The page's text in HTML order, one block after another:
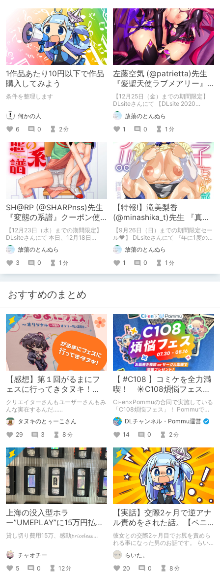
1作品あたり10円以下で作品
購入してみよう
条件を整理します
何かの人
6
0 2分
左藤空気 (@patrietta)先生
『愛聖天使ラブメアリー』
クーポンで50%OFFキャンペ
ーン!
【12月25日（金）までの期間限定】
DLsiteさんにて 【DLsite 2020
selection】キャンペーン開催中!! 左藤
空気先生の単行本 『愛聖天使ラブメ
アリー ～悪性受胎～』も 販売価格
1,100円 → クーポン使用で50%OFFと
大変お求めやすくなっております!! ぜ
ひこの機会に お値打ちにお買い求め
ください!!
放蕩のとんぬら
1
0 1 分
SH@RP (@SHARPnss)先生
『変態の系譜』クーポン使
用で20％OFF!!
【12月23日（水）までの期間限定】
DLsiteさんにて 本日、12月18日
（金）より販売が開始された SH@RP
先生の 『変態の系譜』が クーポン使
用でなんと20％OFFで購入頂けます
クーポン使用には 【1円以上のマン
ガ・CG・イラスト有料作品を3作品以
が えっちマンガ・CG・イラスト作品
が大豊作の今 悩む必要がないほど 二
放蕩のとんぬら
3
0 1 分
【特報!】滝美梨香
(@minashika_t)先生 『真理
子ちゃんがイク!』80％OFF
セール♥
【9月26日（日）までの期間限定セー
ル♥】 DLsiteさんにて 『年に1度の富
士美コミックス感謝祭り!!』大好評開
催中! 滝美梨香 先生の電子単行本 『真
理子ちゃんがイク!!』 販売価格 2,420
円 → 80％OFFの 484円と 大変お求
めやすくなっております! 年に1度のお
放蕩のとんぬら
1
0 1 分
おすすめのまとめ
【感想】第１回がるまにフ
ェスに行ってきタヌキ！
【レポ】
クリエイターさんもユーザーさんもみ
んな実在するんだ……
タヌキのとぅーこさん
29
3 8 分
【 #C108 】コミケを全力満
喫！ ☀C108煩悩フェス☀
Pommu版のご案内
Ci-en×Pommuの合同で実施している
「C108煩悩フェス」！ Pommuでの
参加方法について、改めてこちらでも
ご案内いたします！
DLチャンネル・Pommu運営
14
0 2分
上海の没入型ホラ
ー”UMEPLAY”に15万円払っ
たら、2作品とも号泣した※
貸し切り費用15万、感動𝓹𝓻𝓲𝓬𝓮𝓵𝓮𝓼𝓼....
チャオチー
5
0 12分
【実話】交際2ヶ月で逆アナ
ル責めをされた話。【ペニ
バン】
彼女との交際2ヶ月目でお尻を責めら
れる事になった男のお話です。 らい
た。のエチエチ体験談#2【逆アナ
ル】 らいた。
20
0 8 分